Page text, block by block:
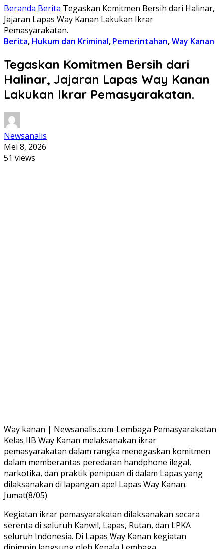
Beranda Berita Tegaskan Komitmen Bersih dari Halinar,
Jajaran Lapas Way Kanan Lakukan Ikrar
Pemasyarakatan.
Berita, Hukum dan Kriminal, Pemerintahan,Way Kanan
Tegaskan Komitmen Bersih dari
Halinar, Jajaran Lapas Way Kanan
Lakukan Ikrar Pemasyarakatan.
Newsanalis
Mei 8, 2026
51 views
Way kanan | Newsanalis.com-Lembaga Pemasyarakatan
Kelas IIB Way Kanan melaksanakan ikrar
pemasyarakatan dalam rangka menegaskan komitmen
dalam memberantas peredaran handphone ilegal,
narkotika, dan praktik penipuan di dalam Lapas yang
dilaksanakan di lapangan apel Lapas Way Kanan.
Jumat(8/05)
Kegiatan ikrar pemasyarakatan dilaksanakan secara
serenta di seluruh Kanwil, Lapas, Rutan, dan LPKA
seluruh Indonesia. Di Lapas Way Kanan kegiatan